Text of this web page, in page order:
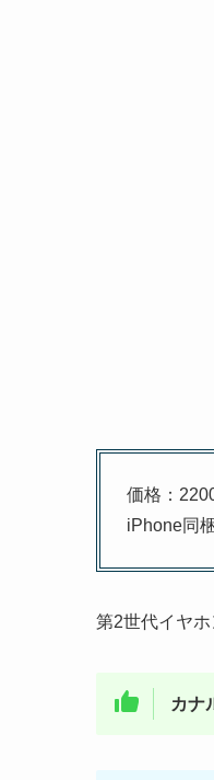
価格：
iPhone同
第2世代イヤ
カナ